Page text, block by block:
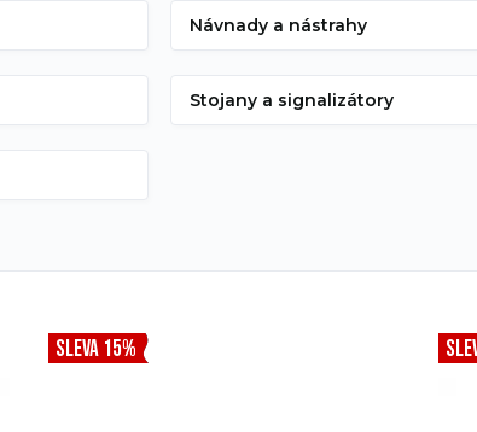
Návnady a nástrahy
Stojany a signalizátory
SLEVA 15%